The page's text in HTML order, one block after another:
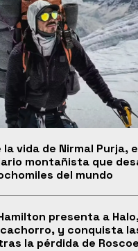
la vida de Nirmal Purja,
montañista que
del mundo
presenta a
y conquista
la pérdida de Roscoe